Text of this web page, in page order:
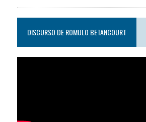
DISCURSO DE ROMULO BETANCOURT